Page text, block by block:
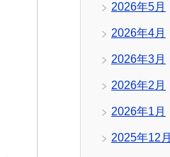
2026年5月
2026年4月
2026年3月
2026年2月
2026年1月
2025年12月